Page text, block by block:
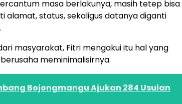
masa berlakunya, masih tetep bisa
alamat, status, sekaligus datanya diganti
masyarakat, Fitri mengakui itu hal yang
meminimalisirnya.
Bojongmangu Ajukan 284 Usulan